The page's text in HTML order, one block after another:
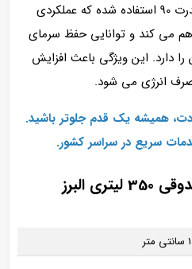
کمپرسور قدرتمند امبراکو با قدرت 90 استفاده شده که عملکردی
می‌ کند و توانایی حفظ سرمای
دارد. این ویژگی باعث افزایش
انرژی می‌ شود.
همیشه یک قدم جلوتر باشید.
سریع در سراسر کشور.
مشخصات فنی فریزر صندوقی 350 لیتری البرز